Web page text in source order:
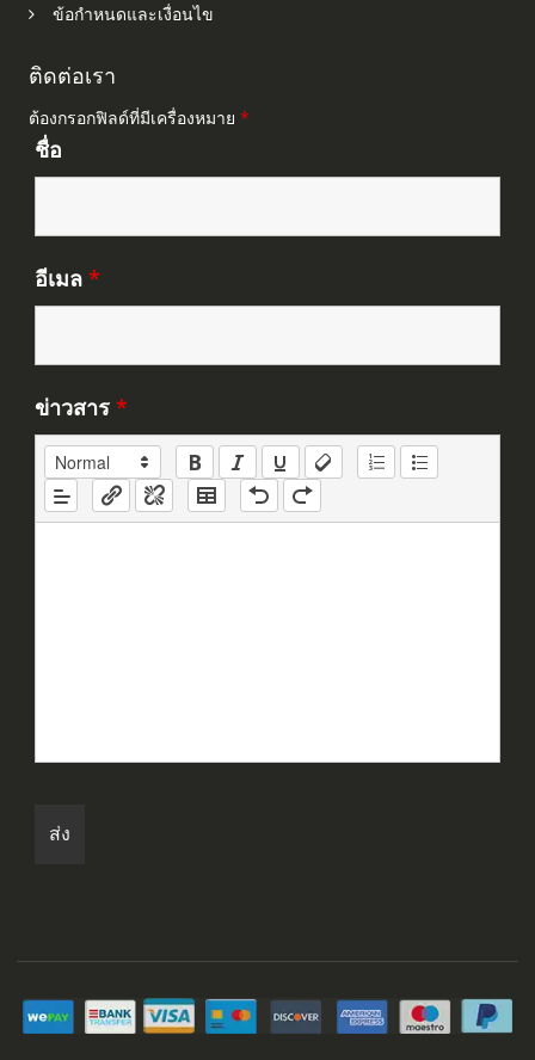
ข้อกำหนดและเงื่อนไข
ติดต่อเรา
ต้องกรอกฟิลด์ที่มีเครื่องหมาย *
ชื่อ
อีเมล *
ข่าวสาร *